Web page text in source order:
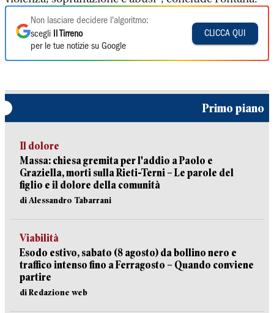
Non lasciare decidere l'algoritmo:
scegli
Il Tirreno
per le tue notizie su Google
CLICCA QUI
Primo piano
Il dolore
Massa: chiesa gremita per l'addio a Paolo e
Graziella, morti sulla Rieti-Terni – Le parole del
figlio e il dolore della comunità
di Alessandro Tabarrani
Viabilità
Esodo estivo, sabato (8 agosto) da bollino nero e
traffico intenso fino a Ferragosto – Quando conviene
partire
di Redazione web